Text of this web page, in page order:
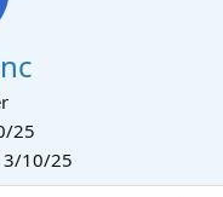
25
10/25